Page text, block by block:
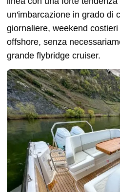
un'imbarcazione in grado di
giornaliere, weekend
offshore, senza
grande flybridge cruiser.